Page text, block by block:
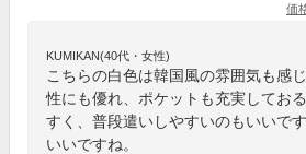
価
KUMIKAN(40代・女性)
こちらの白色は韓国風の雰囲気も感
性にも優れ、ポケットも充実してお
すく、普段遣いしやすいのもいいで
いいですね。